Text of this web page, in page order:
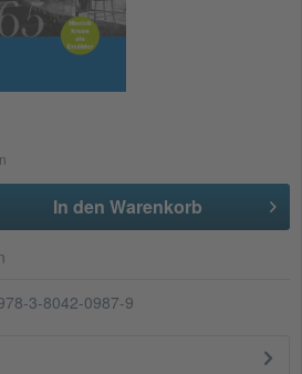
In den Warenkorb
3-8042-0987-9